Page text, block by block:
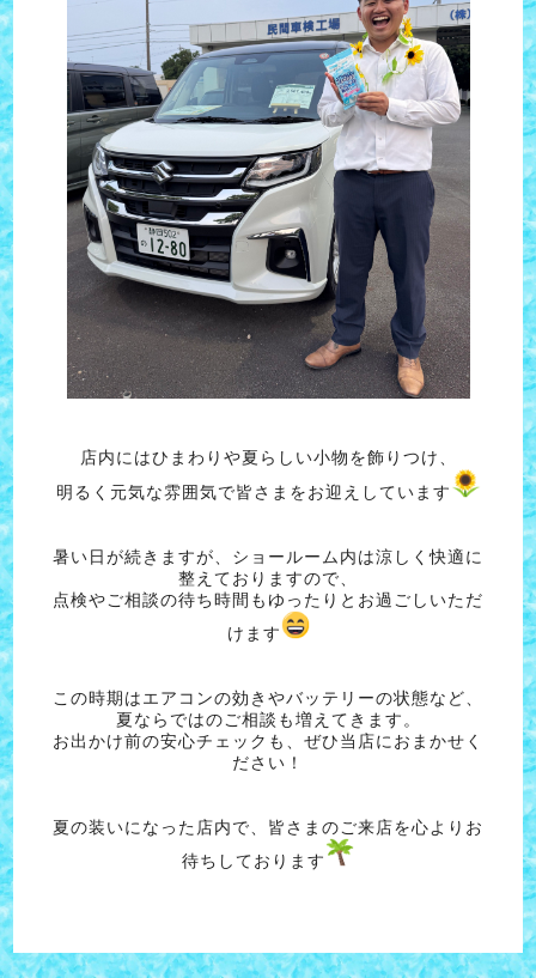
店内にはひまわりや夏らしい小物を飾りつけ、
明るく元気な雰囲気で皆さまをお迎えしています
暑い日が続きますが、ショールーム内は涼しく快適に
整えておりますので、
点検やご相談の待ち時間もゆったりとお過ごしいただ
けます
この時期はエアコンの効きやバッテリーの状態など、
夏ならではのご相談も増えてきます。
お出かけ前の安心チェックも、ぜひ当店におまかせく
ださい！
夏の装いになった店内で、皆さまのご来店を心よりお
待ちしております